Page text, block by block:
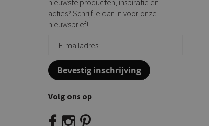
acties? Schrijf je dan in voor onze
nieuwsbrief!
Bevestig inschrijving
Volg ons op